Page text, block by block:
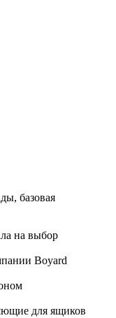
базовая
на выбор
Boyard
для ящиков